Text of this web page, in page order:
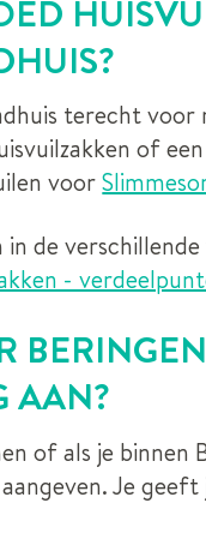
terecht
of
voor
de
-
AAN?
of als je binnen
aangeven. Je